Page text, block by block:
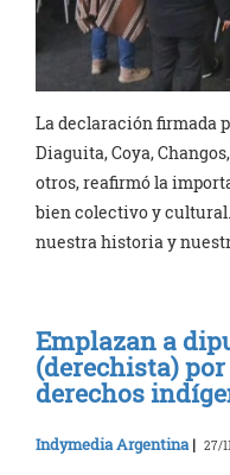
La declaración firmada
Diaguita, Coya,
otros, reafirmó la
bien colectivo y cultural.
nuestra historia y
Emplazan a
(derechista)
derechos
Indymedia Argentina| 27/